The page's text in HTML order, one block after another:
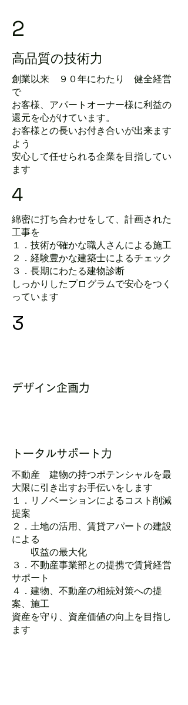
2
​高品質の技術力
創業以来 ９０年にわたり 健全経営
で
お客様、アパートオーナー様に利益の
還元を心がけています。
お客様との長いお付き合いが出来ます
よう
​安心して任せられる企業を目指してい
ます
4
綿密に打ち合わせをして、計画された
工事を
１．技術が確かな職人さんによる施工
２．経験豊かな建築士によるチェック
３．長期にわたる建物診断
​しっかりしたプログラムで安心をつく
っています
3
デザイン企画力
トータルサポート力
不動産 建物の持つポテンシャルを最
大限に引き出すお手伝いをします
１．リノベーションによるコスト削減
提案
２．土地の活用、賃貸アパートの建設
による
収益の最大化
​３．不動産事業部との提携で賃貸経営
サポート
４．建物、不動産の相続対策への提
案、施工
​資産を守り、資産価値の向上を目指し
ます